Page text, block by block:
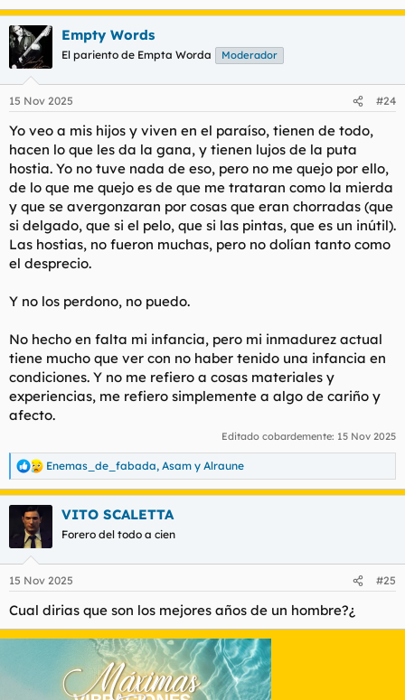
Empty Words
El pariento de Empta Worda Moderador
15 Nov 2025 #24
Yo veo a mis hijos y viven en el paraíso, tienen de todo,
hacen lo que les da la gana, y tienen lujos de la puta
hostia. Yo no tuve nada de eso, pero no me quejo por ello,
de lo que me quejo es de que me trataran como la mierda
y que se avergonzaran por cosas que eran chorradas (que
si delgado, que si el pelo, que si las pintas, que es un inútil).
Las hostias, no fueron muchas, pero no dolían tanto como
el desprecio.
Y no los perdono, no puedo.
No hecho en falta mi infancia, pero mi inmadurez actual
tiene mucho que ver con no haber tenido una infancia en
condiciones. Y no me refiero a cosas materiales y
experiencias, me refiero simplemente a algo de cariño y
afecto.
Editado cobardemente: 15 Nov 2025
R
e
a
e
:
Enemas_de_fabada, Asam y Alraune
VITO SCALETTA
Forero del todo a cien
15 Nov 2025 #25
Cual dirias que son los mejores años de un hombre?¿